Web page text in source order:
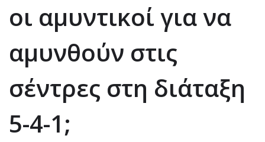
οι αμυντικοί για να
αμυνθούν στις
σέντρες στη διάταξη
5-4-1;